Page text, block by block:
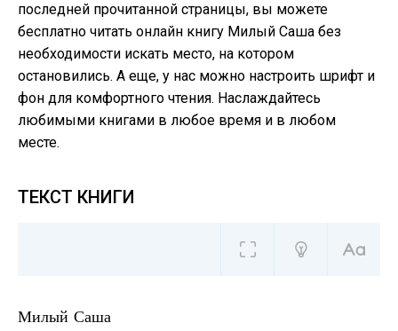
последней прочитанной страницы, вы можете
бесплатно читать онлайн книгу Милый Саша без
необходимости искать место, на котором
остановились. А еще, у нас можно настроить шрифт и
фон для комфортного чтения. Наслаждайтесь
любимыми книгами в любое время и в любом
месте.
ТЕКСТ КНИГИ
Милый Саша